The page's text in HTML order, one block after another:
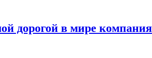
дорогой в мире